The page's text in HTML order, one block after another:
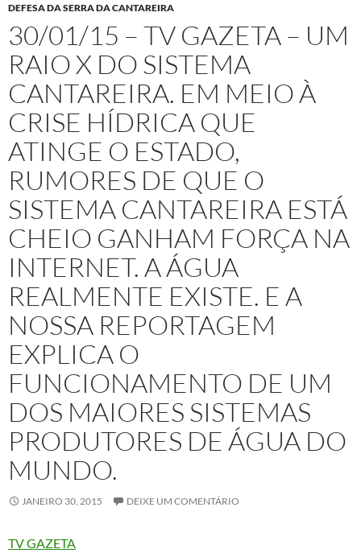
DEFESA DA SERRA DA CANTAREIRA
30/01/15 – TV GAZETA – UM
RAIO X DO SISTEMA
CANTAREIRA. EM MEIO À
CRISE HÍDRICA QUE
ATINGE O ESTADO,
RUMORES DE QUE O
SISTEMA CANTAREIRA ESTÁ
CHEIO GANHAM FORÇA NA
INTERNET. A ÁGUA
REALMENTE EXISTE. E A
NOSSA REPORTAGEM
EXPLICA O
FUNCIONAMENTO DE UM
DOS MAIORES SISTEMAS
PRODUTORES DE ÁGUA DO
MUNDO.
JANEIRO 30, 2015 DEIXE UM COMENTÁRIO
TV GAZETA